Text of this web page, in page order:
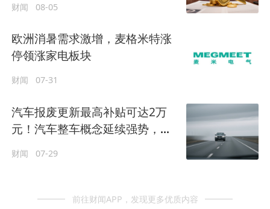
财闻 08-05
欧洲消暑需求激增，麦格米特涨
停领涨家电板块
财闻 07-31
汽车报废更新最高补贴可达2万
元！汽车整车概念延续强势，北
财闻 07-29
前往财闻APP，发现更多优质内容